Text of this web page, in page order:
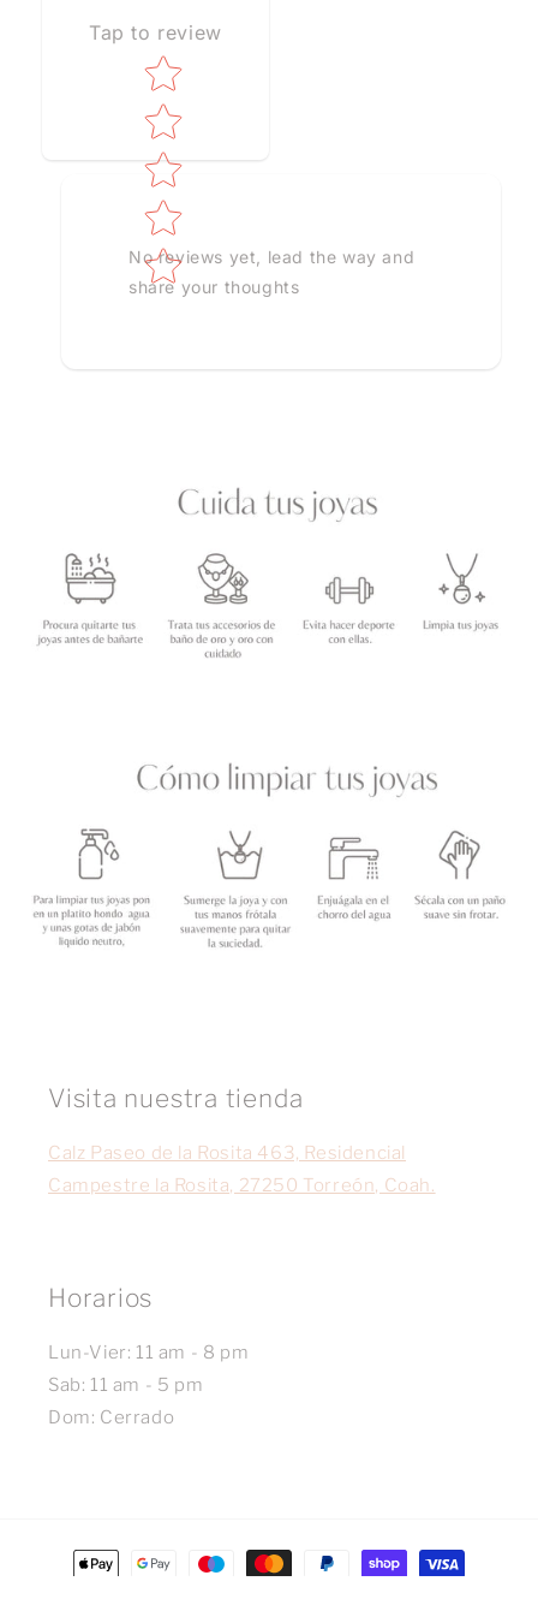
Tap to review
Star rating
No reviews yet, lead the way and
share your thoughts
Visita nuestra tienda
Calz Paseo de la Rosita 463, Residencial
Campestre la Rosita, 27250 Torreón, Coah.
Horarios
Lun-Vier: 11 am - 8 pm
Sab: 11 am - 5 pm
Dom: Cerrado
Formas